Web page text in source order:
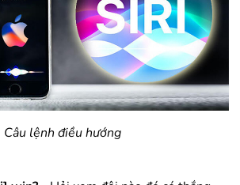
Câu lệnh điều hướng